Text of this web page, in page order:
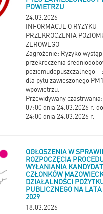
POWIETRZU
24.03.2026
INFORMACJE O RYZYKU
PRZEKROCZENIA
ZEROWEGO
Zagrożenie: Ryzyko
przekroczenia
poziomudopuszczalnego
dla pyłu zawieszonego
wpowietrzu.
Przewidywany
07:00 dnia 24.03.2026 r.
24:00 dnia 24.03.2026 r.
OGŁOSZENIA W
ROZPOCZĘCIA
WYŁANIANIA
CZŁONKÓW
DZIAŁALNOŚCI
PUBLICZNEGO NA
2029
18.03.2026